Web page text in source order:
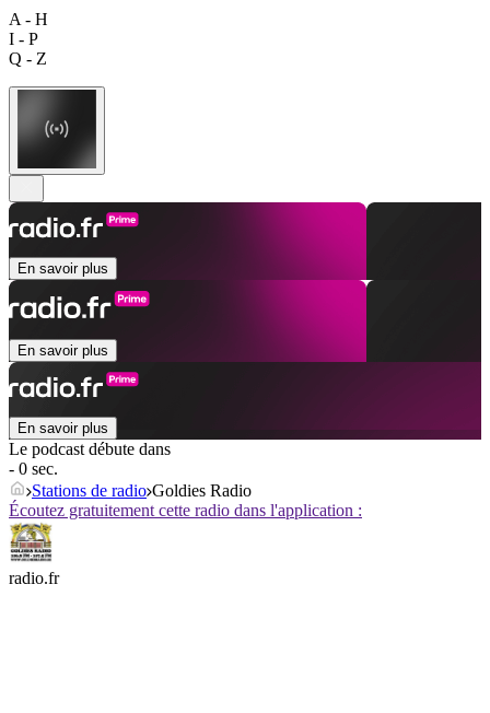
A - H
I - P
Q - Z
En savoir plus
En savoir plus
En savoir plus
Le podcast débute dans
- 0 sec.
Stations de radio Goldies Radio
Écoutez gratuitement cette radio dans l'application :
radio.fr